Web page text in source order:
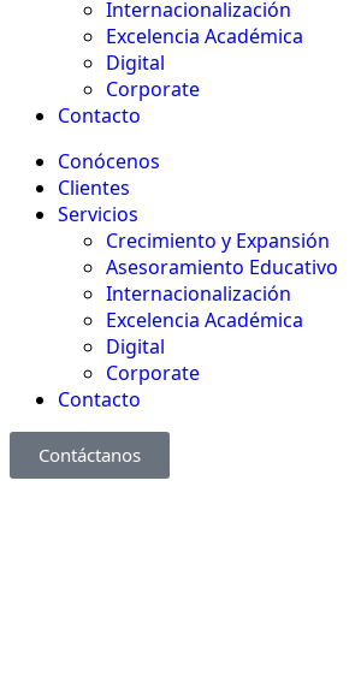
Internacionalización
Excelencia Académica
Digital
Corporate
Contacto
Conócenos
Clientes
Servicios
Crecimiento y Expansión
Asesoramiento Educativo​
Internacionalización
Excelencia Académica
Digital
Corporate
Contacto
Contáctanos